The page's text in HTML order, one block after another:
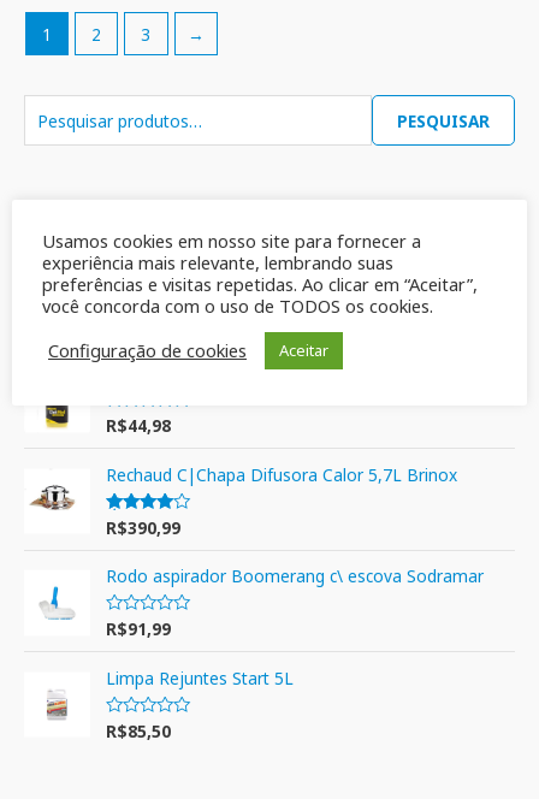
PESQUISAR
Sabão em Barra Multiativo Azul Ypê 900gr
Detergente de uso geral -Det Mol- 2 Litros
Avaliação
5.00
de 5
R$44,98
Rechaud C|Chapa Difusora Calor 5,7L Brinox
Avaliação
4.00
de 5
R$390,99
Rodo aspirador Boomerang c\ escova Sodramar
A
l
i
a
ã
R$91,99
Limpa Rejuntes Start 5L
A
R$85,50
1 2 3 →
Usamos cookies em nosso site para fornecer a
experiência mais relevante, lembrando suas
preferências e visitas repetidas. Ao clicar em “Aceitar”,
você concorda com o uso de TODOS os cookies.
Configuração de cookies
Aceitar